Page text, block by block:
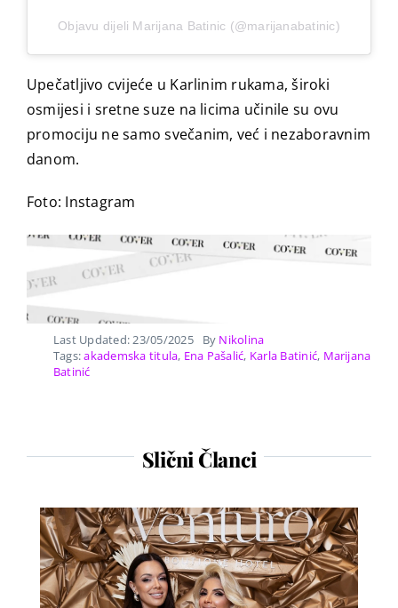
Objavu dijeli Marijana Batinic (@marijanabatinic)
Upečatljivo cvijeće u Karlinim rukama, široki
osmijesi i sretne suze na licima učinile su ovu
promociju ne samo svečanim, već i nezaboravnim
danom.
Foto: Instagram
Last Updated: 23/05/2025 By Nikolina
Tags:akademska titula, Ena Pašalić, Karla Batinić, Marijana
Batinić
Slični Članci